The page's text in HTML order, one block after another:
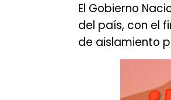
El Gobierno
del país, con el
de aislamiento